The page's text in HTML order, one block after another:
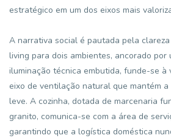
estratégico em um dos eixos mais
A narrativa social é pautada pela
living para dois ambientes, ancorado por
iluminação técnica embutida, funde-se à
eixo de ventilação natural que mantém
leve. A cozinha, dotada de marcenaria
granito, comunica-se com a área de
garantindo que a logística doméstica